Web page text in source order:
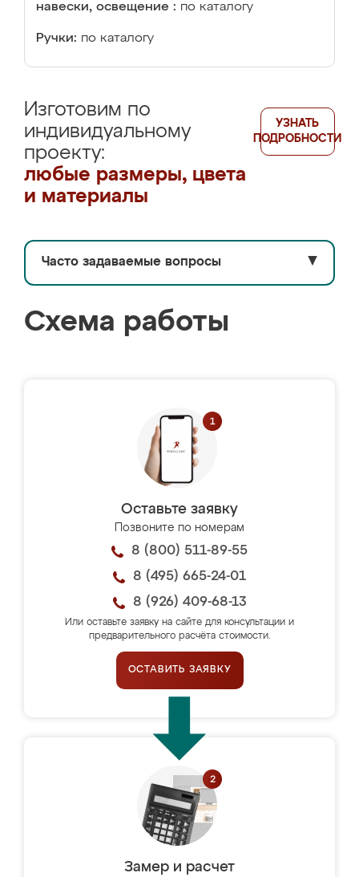
навески, освещение : по каталогу
Ручки: по каталогу
Изготовим по
индивидуальному
проекту:
любые размеры, цвета
и материалы
УЗНАТЬ
ПОДРОБНОСТИ
Часто задаваемые вопросы ▼
Схема работы
Оставьте заявку
Позвоните по номерам
8 (800) 511-89-55
8 (495) 665-24-01
8 (926) 409-68-13
Или оставьте заявку на сайте для консультации и
предварительного расчёта стоимости.
ОСТАВИТЬ ЗАЯВКУ
Замер и расчет